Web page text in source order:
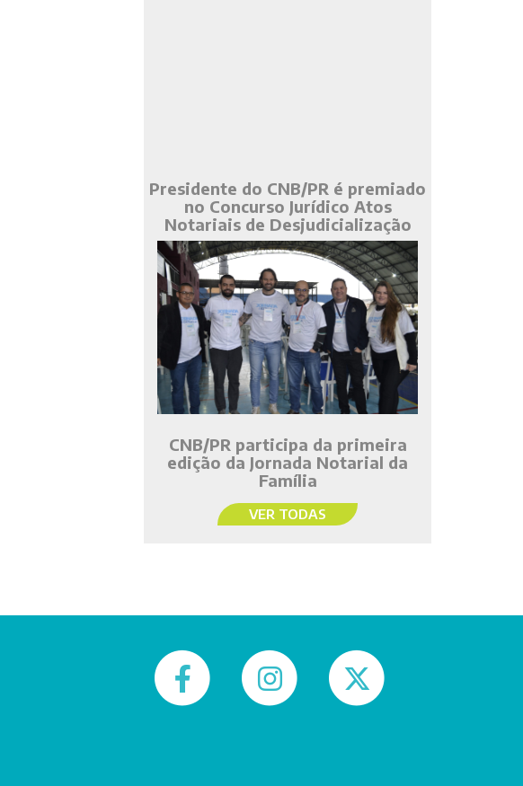
Presidente do CNB/PR é premiado
no Concurso Jurídico Atos
Notariais de Desjudicialização
CNB/PR participa da primeira
edição da Jornada Notarial da
Família
VER TODAS